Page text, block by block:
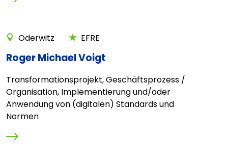
Oderwitz EFRE
Roger Michael Voigt
Transformationsprojekt, Geschäftsprozess /
Organisation, Implementierung und/oder
Anwendung von (digitalen) Standards und
Normen